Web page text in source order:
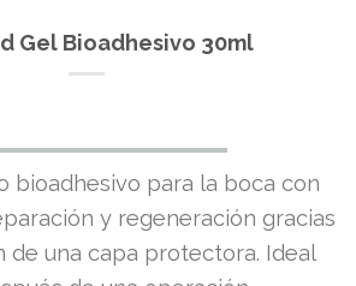
Gel Bioadhesivo 30ml
El
precio
El
precio
bioadhesivo para la boca con
y regeneración gracias
de una capa protectora. Ideal